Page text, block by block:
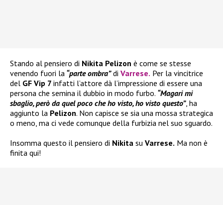
Stando al pensiero di Nikita Pelizon è come se stesse
venendo fuori la “parte ombra”di Varrese. Per la vincitrice
del GF Vip 7 infatti l’attore dà l’impressione di essere una
persona che semina il dubbio in modo furbo. “Magari mi
sbaglio, però da quel poco che ho visto, ho visto questo”, ha
aggiunto la Pelizon. Non capisce se sia una mossa strategica
o meno, ma ci vede comunque della furbizia nel suo sguardo.
Insomma questo il pensiero di Nikita su Varrese. Ma non è
finita qui!